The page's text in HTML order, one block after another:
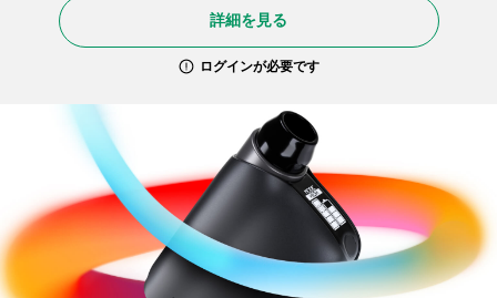
詳細を見る
ログインが必要です